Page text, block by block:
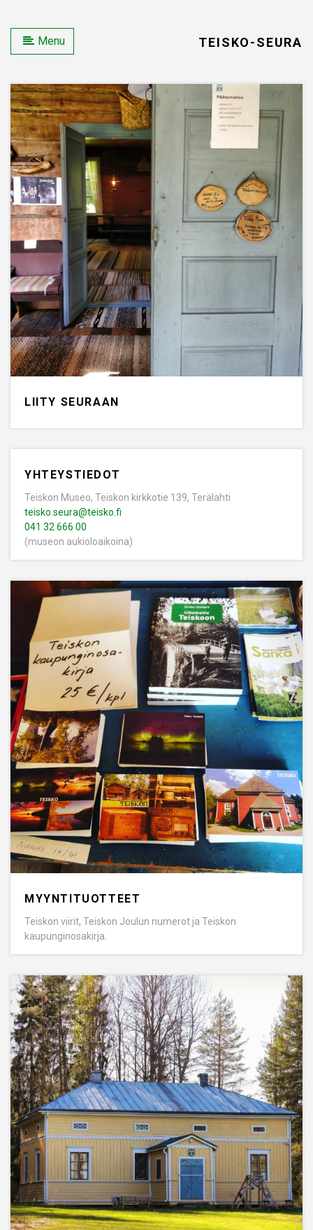
Menu TEISKO-SEURA
LIITY SEURAAN
YHTEYSTIEDOT
Teiskon Museo, Teiskon kirkkotie 139, Terälahti
teisko.seura@teisko.fi
041 32 666 00
(museon aukioloaikoina)
MYYNTITUOTTEET
Teiskon viirit, Teiskon Joulun numerot ja Teiskon
kaupunginosakirja.